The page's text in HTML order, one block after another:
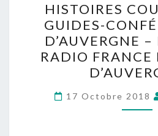
HISTOIRES
GUIDES-
D’AUVERGNE
RADIO FRANCE
17 Octobre 2018